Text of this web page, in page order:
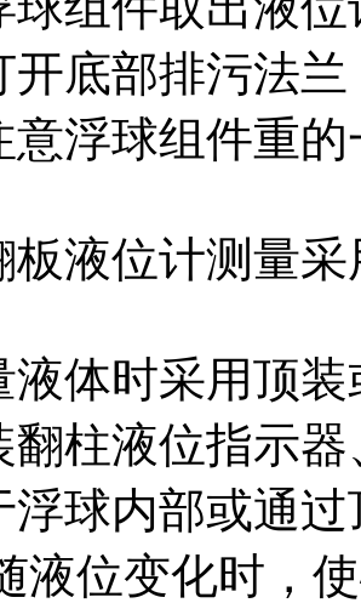
开底部排污法
意浮球组件重
位计测量采
时采用顶装
翻柱液位指示
浮球内部或通
液位变化时，